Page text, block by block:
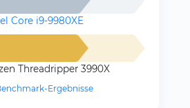
Core i9-9980XE
Threadripper 3990X
Ergebnisse